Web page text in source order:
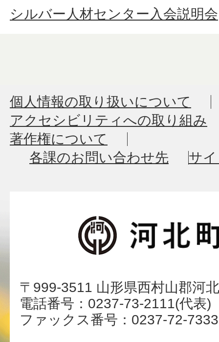
シルバー人材センター入会説明会
個人情報の取り扱いについて
アクセシビリティへの取り組み
著作権について
各課のお問い合わせ先
サ
〒999-3511 山形県西村山郡河
電話番号：0237-73-2111(代表)
ファックス番号：0237-72-7333